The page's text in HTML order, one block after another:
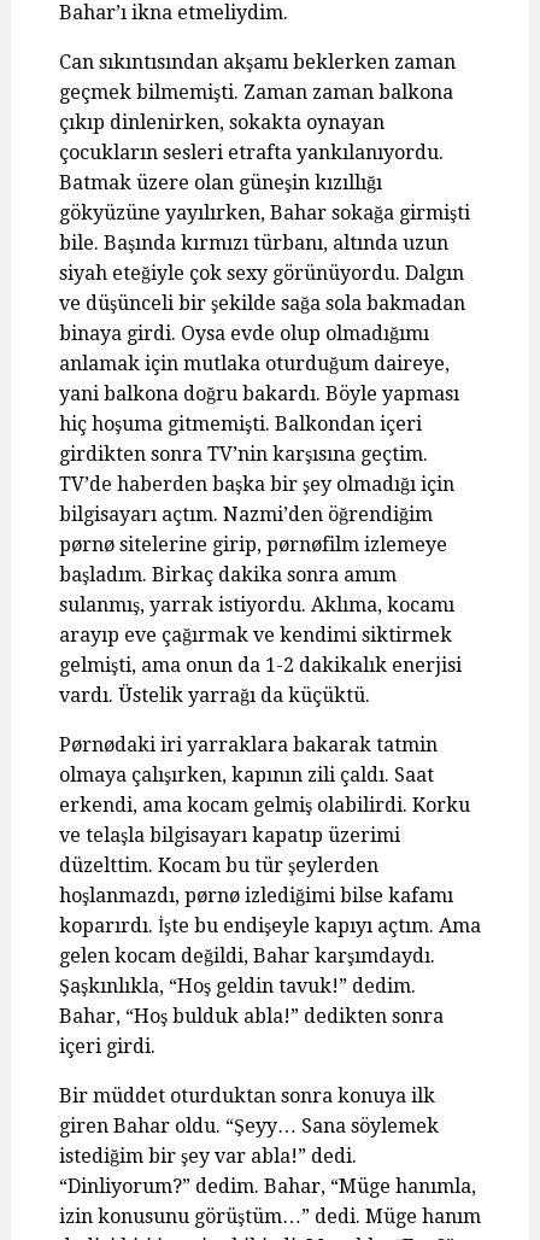
Bahar’ı ikna etmeliydim.
Can sıkıntısından akşamı beklerken zaman
geçmek bilmemişti. Zaman zaman balkona
çıkıp dinlenirken, sokakta oynayan
çocukların sesleri etrafta yankılanıyordu.
Batmak üzere olan güneşin kızıllığı
gökyüzüne yayılırken, Bahar sokağa girmişti
bile. Başında kırmızı türbanı, altında uzun
siyah eteğiyle çok sexy görünüyordu. Dalgın
ve düşünceli bir şekilde sağa sola bakmadan
binaya girdi. Oysa evde olup olmadığımı
anlamak için mutlaka oturduğum daireye,
yani balkona doğru bakardı. Böyle yapması
hiç hoşuma gitmemişti. Balkondan içeri
girdikten sonra TV’nin karşısına geçtim.
TV’de haberden başka bir şey olmadığı için
bilgisayarı açtım. Nazmi’den öğrendiğim
pørnø sitelerine girip, pørnøfilm izlemeye
başladım. Birkaç dakika sonra amım
sulanmış, yarrak istiyordu. Aklıma, kocamı
arayıp eve çağırmak ve kendimi siktirmek
gelmişti, ama onun da 1-2 dakikalık enerjisi
vardı. Üstelik yarrağı da küçüktü.
Pørnødaki iri yarraklara bakarak tatmin
olmaya çalışırken, kapının zili çaldı. Saat
erkendi, ama kocam gelmiş olabilirdi. Korku
ve telaşla bilgisayarı kapatıp üzerimi
düzelttim. Kocam bu tür şeylerden
hoşlanmazdı, pørnø izlediğimi bilse kafamı
koparırdı. İşte bu endişeyle kapıyı açtım. Ama
gelen kocam değildi, Bahar karşımdaydı.
Şaşkınlıkla, “Hoş geldin tavuk!” dedim.
Bahar, “Hoş bulduk abla!” dedikten sonra
içeri girdi.
Bir müddet oturduktan sonra konuya ilk
giren Bahar oldu. “Şeyy… Sana söylemek
istediğim bir şey var abla!” dedi.
“Dinliyorum?” dedim. Bahar, “Müge hanımla,
izin konusunu görüştüm…” dedi. Müge hanım